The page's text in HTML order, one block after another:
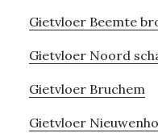
Gietvloer Beemte
Gietvloer Noord
Gietvloer Bruchem
Gietvloer